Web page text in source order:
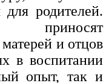
для родителей.
приносят
и отцов
в воспитании
опыт, так и